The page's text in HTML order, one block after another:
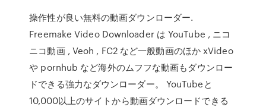
操作性が良い無料の動画ダウンローダー.
Freemake Video Downloader は YouTube , ニコ
ニコ動画 , Veoh , FC2 など一般動画のほか xVideo
や pornhub など海外のムフフな動画もダウンロー
ドできる強力なダウンローダー。 YouTubeと
10,000以上のサイトから動画ダウンロードできる